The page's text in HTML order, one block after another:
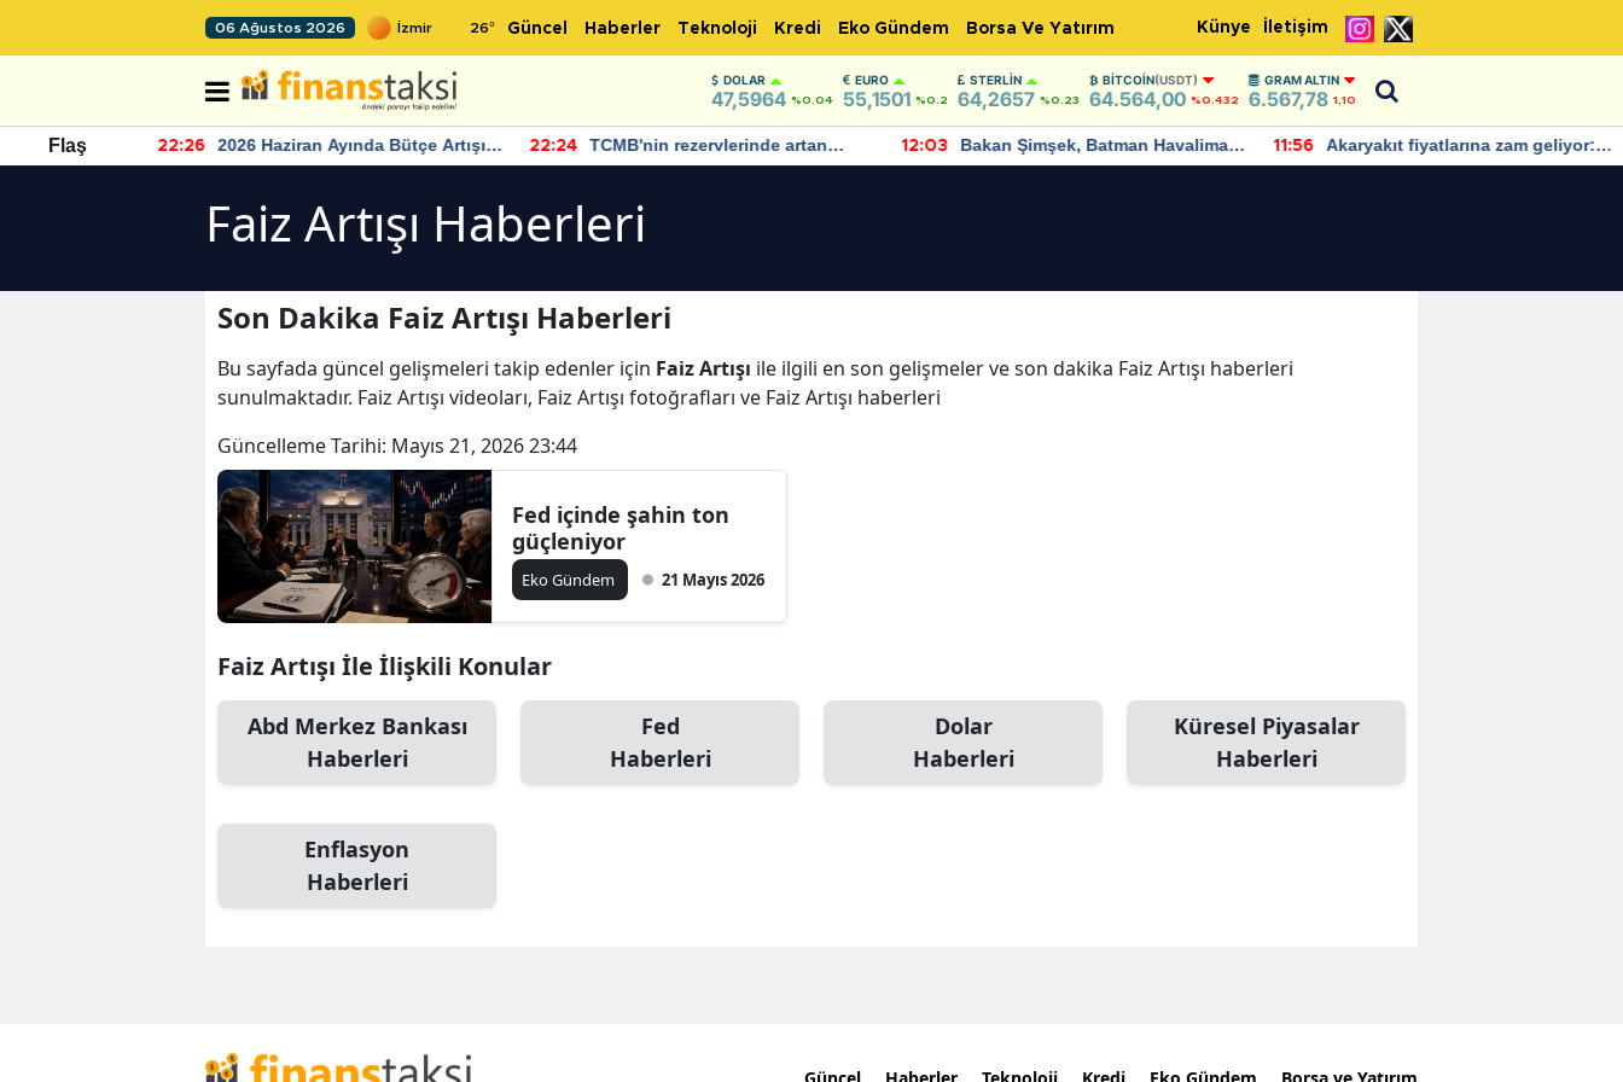
06 Ağustos 2026 26° Güncel Haberler Teknoloji Kredi Eko Gündem Borsa Ve Yatırım Künye İletişim
DOLAR
47,5964 %0.04
EURO
55,1501 %0.2
STERLIN
64,2657 %0.23
BITCOIN(USDT)
64.564,00 %0.432
GRAM ALTIN
6.567,78 1,10
Flaş 22:26
2026 Haziran Ayında Bütçe Artışı
Yaşandı
22:24
TCMB'nin rezervlerinde artan
momentum devam ediyor
12:03
Bakan Şimşek, Batman Havalimanı
için umut verici açıklamalarda
11:56
Akaryakıt fiyatlarına zam geliyor:
Yeni tarih açıklandı
Faiz Artışı Haberleri
Son Dakika Faiz Artışı Haberleri
Bu sayfada güncel gelişmeleri takip edenler için Faiz Artışı ile ilgili en son gelişmeler ve son dakika Faiz Artışı haberleri
sunulmaktadır. Faiz Artışı videoları, Faiz Artışı fotoğrafları ve Faiz Artışı haberleri
Güncelleme Tarihi: Mayıs 21, 2026 23:44
Fed içinde şahin ton
güçleniyor
Eko Gündem 21 Mayıs 2026
Faiz Artışı İle İlişkili Konular
Abd Merkez Bankası
Haberleri
Fed
Haberleri
Dolar
Haberleri
Küresel Piyasalar
Haberleri
Enflasyon
Haberleri